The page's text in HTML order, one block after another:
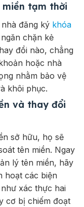
miền tạm thời
đăng ký khóa
chặn kẻ
đổi nào, chẳng
hoặc nhà
nhằm bảo vệ
khôi phục.
và thay đổi
sở hữu, họ sẽ
tên miền. Ngay
lý tên miền, hãy
hoạt các biện
xác thực hai
cơ bị chiếm đoạt